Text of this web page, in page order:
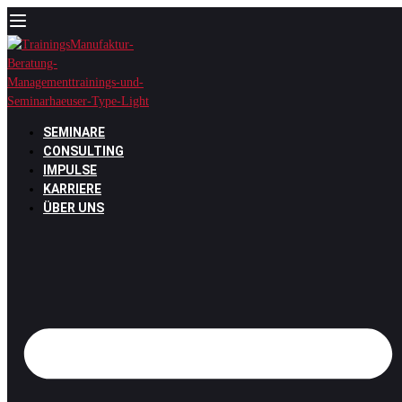
Zum
Inhalt
springen
SEMINARE
CONSULTING
IMPULSE
KARRIERE
ÜBER UNS